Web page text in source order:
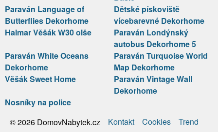
Paraván Language of
Butterflies Dekorhome
Dětské pískoviště
vícebarevné Dekorhome
Halmar Věšák W30 olše
Paraván Londýnský
autobus Dekorhome 5
Paraván White Oceans
Dekorhome
Paraván Turquoise World
Map Dekorhome
Věšák Sweet Home
Paraván Vintage Wall
Dekorhome
Nosníky na police
© 2026 DomovNabytek.cz
Kontakt Cookies Trend